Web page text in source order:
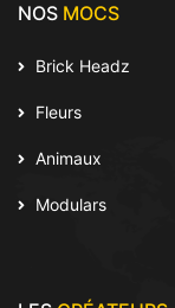
NOS MOCS
Brick Headz
Fleurs
Animaux
Modulars